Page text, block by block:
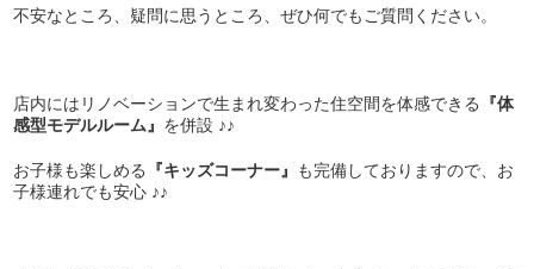
不安なところ、疑問に思うところ、ぜひ何でもご質問ください。
店内にはリノベーションで生まれ変わった住空間を体感できる
『体
感型モデルルーム』 を併設 ♪♪
お子様も楽しめる 『キッズコーナー』
も完備しておりますので、お
子様連れでも安心 ♪♪